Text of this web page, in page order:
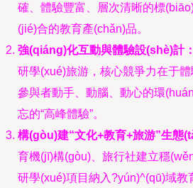
確、體驗豐富、層次清晰的標
(jié)合的教育產(chǎn)品。
強(qiáng)化互動與體驗設(shè)計：
研學(xué)旅游，核心競爭力在于
參與者動手、動腦、動心的環
忘的“高峰體驗”。
構(gòu)建“文化+教育+旅游”生態
育機(jī)構(gòu)、旅行社建立穩
研學(xué)項目納入?yún)^(qū)域